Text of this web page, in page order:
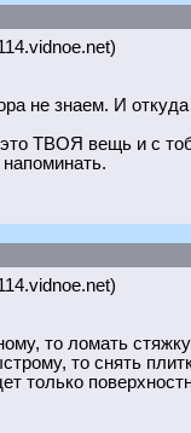
не знаем. И
ТВОЯ вещь и с
напоминать.
то ломать
то снять
только